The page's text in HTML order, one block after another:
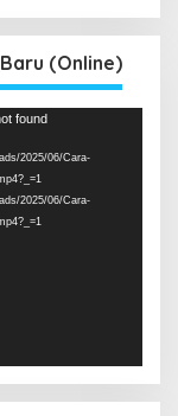
(Online)
found
2025/06/Cara-
2025/06/Cara-